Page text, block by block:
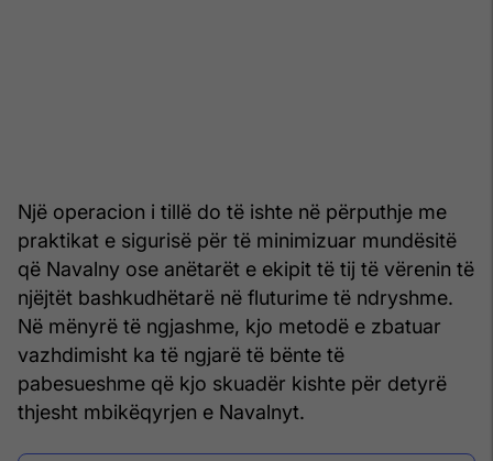
Një operacion i tillë do të ishte në përputhje me
praktikat e sigurisë për të minimizuar mundësitë
që Navalny ose anëtarët e ekipit të tij të vërenin të
njëjtët bashkudhëtarë në fluturime të ndryshme.
Në mënyrë të ngjashme, kjo metodë e zbatuar
vazhdimisht ka të ngjarë të bënte të
pabesueshme që kjo skuadër kishte për detyrë
thjesht mbikëqyrjen e Navalnyt.